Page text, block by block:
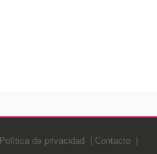
Política de privacidad Contacto